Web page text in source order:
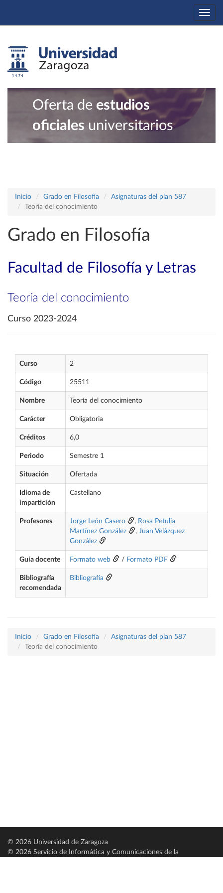
Oferta de estudios
oficiales universitarios
Inicio Grado en Filosofía
Asignaturas del plan 587
Teoría del conocimiento
Grado en Filosofía
Facultad de Filosofía y Letras
Teoría del conocimiento
Curso 2023-2024
Curso 2
Código 25511
Nombre Teoría del conocimiento
Carácter Obligatoria
Créditos 6,0
Periodo Semestre 1
Situación Ofertada
Idioma de
impartición
Castellano
Profesores Jorge León Casero , Rosa Petulia
Martínez González
, Juan Velázquez
González
Guía docente Formato web / Formato PDF
Bibliografía
recomendada
Bibliografía
Inicio Grado en Filosofía
Asignaturas del plan 587
Teoría del conocimiento
© 2026 Universidad de Zaragoza
© 2026 Servicio de Informática y Comunicaciones de la